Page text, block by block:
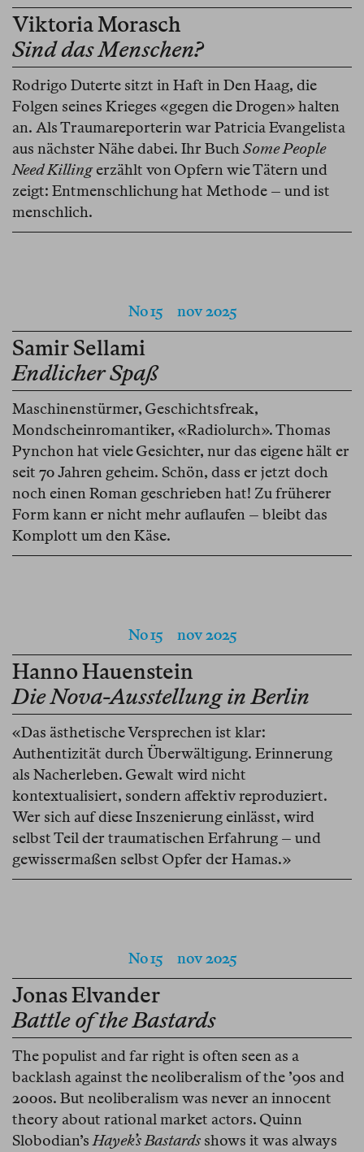
Viktoria Morasch
Sind das Menschen?
Rodrigo Duterte sitzt in Haft in Den Haag, die
Folgen seines Krieges «gegen die Drogen» halten
an. Als Traumareporterin war Patricia Evangelista
aus nächster Nähe dabei. Ihr BuchSome People
Need Killingerzählt von Opfern wie Tätern und
zeigt: Entmenschlichung hat Methode – und ist
menschlich.
No 15nov 2025
Samir Sellami
Endlicher Spaß
Maschinenstürmer, Geschichtsfreak,
Mondscheinromantiker, «Radiolurch». Thomas
Pynchon hat viele Gesichter, nur das eigene hält er
seit 70 Jahren geheim. Schön, dass er jetzt doch
noch einen Roman geschrieben hat! Zu früherer
Form kann er nicht mehr auflaufen – bleibt das
Komplott um den Käse.
No 15nov 2025
Hanno Hauenstein
Die Nova-Ausstellung in Berlin
«Das ästhetische Versprechen ist klar:
Authentizität durch Überwältigung. Erinnerung
als Nacherleben. Gewalt wird nicht
kontextualisiert, sondern affektiv reproduziert.
Wer sich auf diese Inszenierung einlässt, wird
selbst Teil der traumatischen Erfahrung – und
gewissermaßen selbst Opfer der Hamas.»
No 15nov 2025
Jonas Elvander
Battle of the Bastards
The populist and far right is often seen as a
backlash against the neoliberalism of the ’90s and
2000s. But neoliberalism was never an innocent
theory about rational market actors. Quinn
Slobodian’sHayek’s Bastards shows it was always